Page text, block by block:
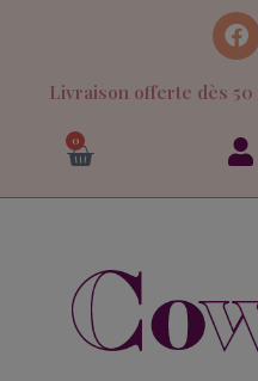
Livraison offerte dès
0